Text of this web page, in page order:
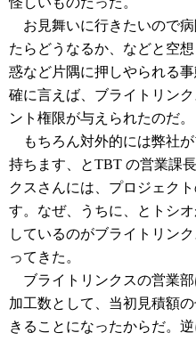
お見舞いに行きたいので
たらどうなるか、などと空
惑など片隅に押しやられる
確に言えば、ブライトリン
ント権限が与えられたのだ。
もちろん対外的には弊社
持ちます、とTBT の営業課
クスさんには、プロジェク
す。なぜ、うちに、とトシ
しているのがブライトリン
ってきた。
ブライトリンクスの営業
加工数として、当初見積額
きることになったからだ。